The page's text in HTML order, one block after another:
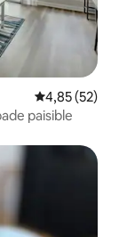
Évaluation
4,85 (52)
paisible